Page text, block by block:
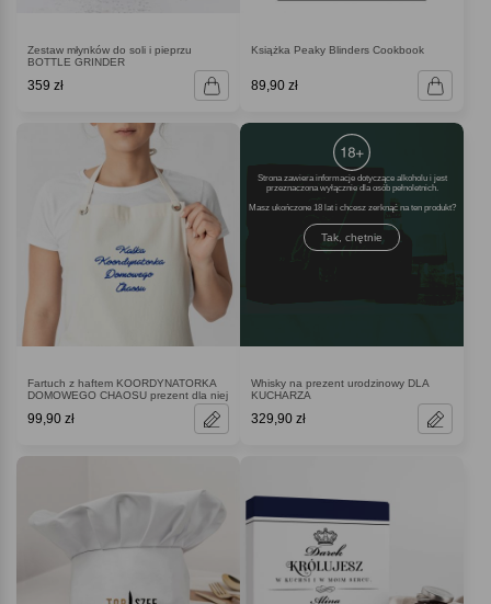
Zestaw młynków do soli i pieprzu
BOTTLE GRINDER
359 zł
Książka Peaky Blinders Cookbook
89,90 zł
Fartuch z haftem KOORDYNATORKA
DOMOWEGO CHAOSU prezent dla niej
99,90 zł
Strona zawiera informacje dotyczące alkoholu i jest
przeznaczona wyłącznie dla osób pełnoletnich.
Masz ukończone 18 lat i chcesz zerknąć na ten produkt
Tak, chętnie
Whisky na prezent urodzinowy DLA
KUCHARZA
329,90 zł